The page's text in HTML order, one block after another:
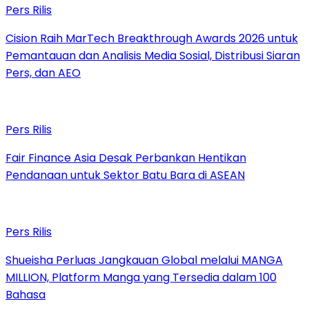
Pers Rilis
Cision Raih MarTech Breakthrough Awards 2026 untuk
Pemantauan dan Analisis Media Sosial, Distribusi Siaran
Pers, dan AEO
Pers Rilis
Fair Finance Asia Desak Perbankan Hentikan
Pendanaan untuk Sektor Batu Bara di ASEAN
Pers Rilis
Shueisha Perluas Jangkauan Global melalui MANGA
MILLION, Platform Manga yang Tersedia dalam 100
Bahasa